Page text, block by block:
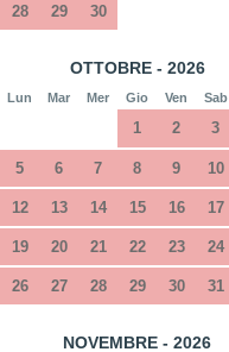
28 29 30
OTTOBRE - 2026
Lun Mar Mer Gio Ven Sab
1 2 3
5 6 7 8 9 10
12 13 14 15 16 17
19 20 21 22 23 24
26 27 28 29 30 31
NOVEMBRE - 2026